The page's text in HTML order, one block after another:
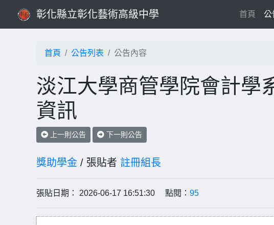
彰化縣立彰化藝術高級中學 首頁 公
首頁 公告列表 公告內容
淡江大學商管學院會計學
資訊
上一則公告 下一則公告
獎助學金 / 張貼者 註冊組長
張貼日期： 2026-06-17 16:51:30 點閱： 95